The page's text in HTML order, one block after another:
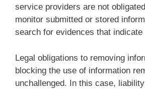
service providers are not
monitor submitted or stored
search for evidences that
Legal obligations to removing
blocking the use of information
unchallenged. In this case,